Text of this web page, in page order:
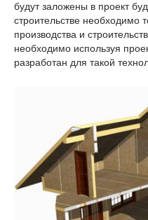
будут заложены в проект
строительстве необходимо
производства и
необходимо используя
разработан для такой